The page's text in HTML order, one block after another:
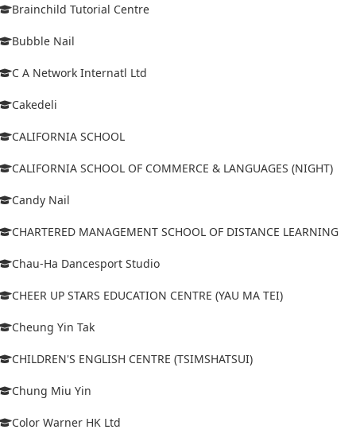
Brainchild Tutorial Centre
Bubble Nail
C A Network Internatl Ltd
Cakedeli
CALIFORNIA SCHOOL
CALIFORNIA SCHOOL OF COMMERCE & LANGUAGES (NIGHT)
Candy Nail
CHARTERED MANAGEMENT SCHOOL OF DISTANCE LEARNING
Chau-Ha Dancesport Studio
CHEER UP STARS EDUCATION CENTRE (YAU MA TEI)
Cheung Yin Tak
CHILDREN'S ENGLISH CENTRE (TSIMSHATSUI)
Chung Miu Yin
Color Warner HK Ltd